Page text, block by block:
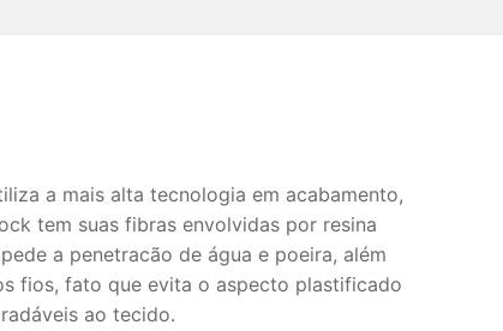
a mais alta tecnologia em acabamento,
tem suas fibras envolvidas por resina
a penetracão de água e poeira, além
fios, fato que evita o aspecto plastificado
ao tecido.